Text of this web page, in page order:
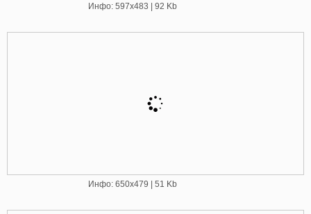
Инфо: 597х483 | 92 Kb
Инфо: 650х479 | 51 Kb